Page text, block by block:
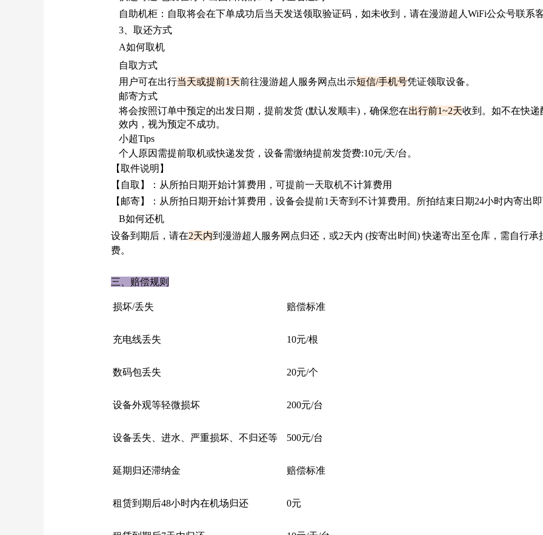
自助机柜：自取将会在下单成功后当天发送领取验证码，如未收到，请在漫游超人 WiFi公众号联系
3、取还方式
A如何取机
自取方式
用户可在出行当天或提前1天前往漫游超人服务网点出示短信/手机号凭证领取设备。
邮寄方式
将会按照订单中预定的出发日期，提前发货 (默认发顺丰)，确保您在出行前1~2天收到。如不在快递
效内，视为预定不成功。
小超Tips
个人原因需提前取机或快递发货，设备需缴纳提前发货费:10元/天/台。
【取件说明】
【自取】： 从所拍日期开始计算费用，可提前一天取机不计算费用
【邮寄】： 从所拍日期开始计算费用，设备会提前1天寄到不计算费用。所拍结束日期24小时内寄出
B如何还机
设备到期后，请在2天内到漫游超人服务网点归还，或2天内 (按寄出时间) 快递寄出至仓库，需自行承
费。
三、赔偿规则
损坏/丢失 赔偿标准
充电线丢失 10元/根
数码包丢失 20元/个
设备外观等轻微损坏 200元/台
设备丢失、进水、严重损坏、不归还等 500元/台
延期归还滞纳金 赔偿标准
租赁到期后48小时内在机场归还 0元